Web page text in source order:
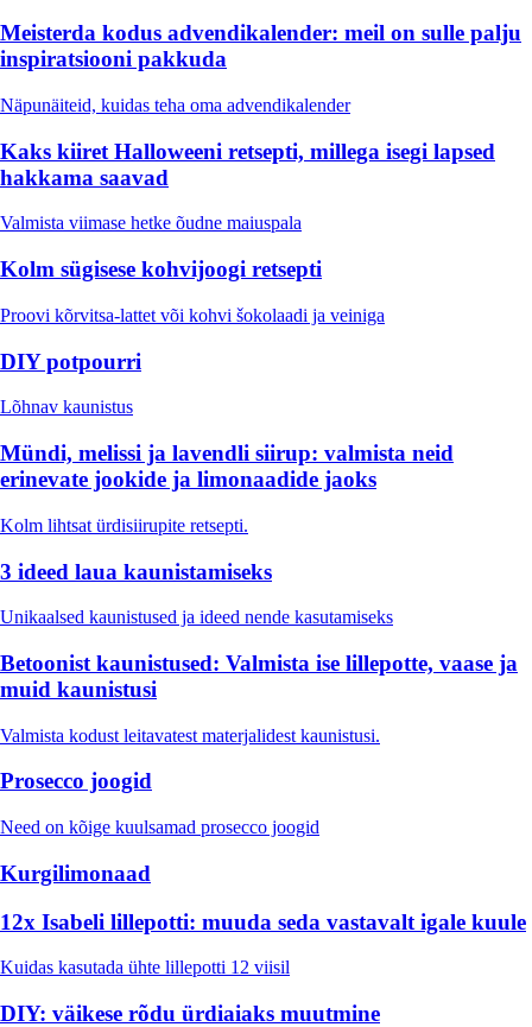
Meisterda kodus advendikalender: meil on sulle palju
inspiratsiooni pakkuda
Näpunäiteid, kuidas teha oma advendikalender
Kaks kiiret Halloweeni retsepti, millega isegi lapsed
hakkama saavad
Valmista viimase hetke õudne maiuspala
Kolm sügisese kohvijoogi retsepti
Proovi kõrvitsa-lattet või kohvi šokolaadi ja veiniga
DIY potpourri
Lõhnav kaunistus
Mündi, melissi ja lavendli siirup: valmista neid
erinevate jookide ja limonaadide jaoks
Kolm lihtsat ürdisiirupite retsepti.
3 ideed laua kaunistamiseks
Unikaalsed kaunistused ja ideed nende kasutamiseks
Betoonist kaunistused: Valmista ise lillepotte, vaase ja
muid kaunistusi
Valmista kodust leitavatest materjalidest kaunistusi.
Prosecco joogid
Need on kõige kuulsamad prosecco joogid
Kurgilimonaad
12x Isabeli lillepotti: muuda seda vastavalt igale kuule
Kuidas kasutada ühte lillepotti 12 viisil
DIY: väikese rõdu ürdiaiaks muutmine